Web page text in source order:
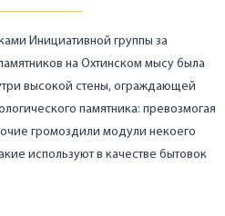
Инициативной группы за
на Охтинском мысу была
высокой стены, ограждающей
памятника: превозмогая
громоздили модули некоего
используют в качестве бытовок